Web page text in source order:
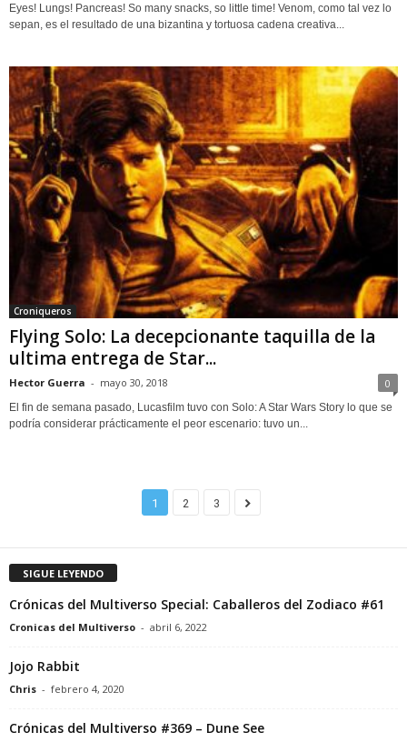
Eyes! Lungs! Pancreas! So many snacks, so little time! Venom, como tal vez lo
sepan, es el resultado de una bizantina y tortuosa cadena creativa...
Croniqueros
Flying Solo: La decepcionante taquilla de la
ultima entrega de Star...
Hector Guerra - mayo 30, 2018 0
El fin de semana pasado, Lucasfilm tuvo con Solo: A Star Wars Story lo que se
podría considerar prácticamente el peor escenario: tuvo un...
1 2 3
SIGUE LEYENDO
Crónicas del Multiverso Special: Caballeros del Zodiaco #61
Cronicas del Multiverso - abril 6, 2022
Jojo Rabbit
Chris - febrero 4, 2020
Crónicas del Multiverso #369 – Dune See